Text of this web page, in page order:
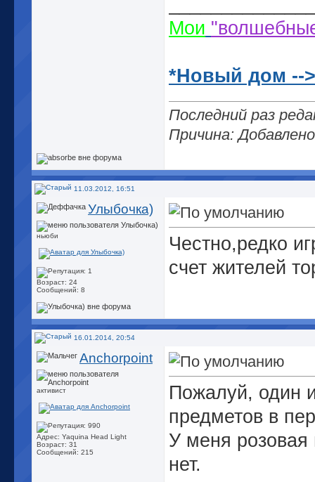
Мои
*Новый дом -->
Последний раз
Причина:
11.03.2012, 16:51
Улыбочка)
ньюби
Возраст: 24
Сообщений: 8
Честно,редко
счет жителей
16.01.2014, 20:54
Anchorpoint
активист
Адрес: Yaquina Head Light
Возраст: 31
Сообщений: 215
Пожалуй, один
предметов в
У меня розовая
нет.